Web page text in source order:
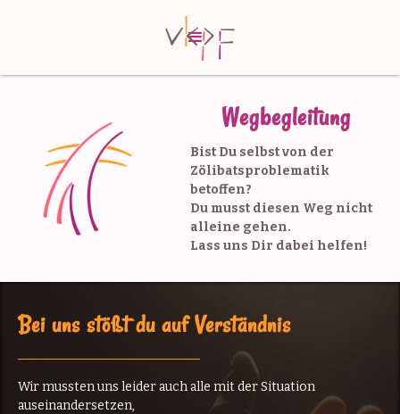
Wegbegleitung
Bist Du selbst von der
Zölibatsproblematik
betoffen?
Du musst diesen Weg nicht
alleine gehen.
Lass uns Dir dabei helfen!
Bei uns stößt du auf Verständnis
Wir mussten uns leider auch alle mit der Situation
auseinandersetzen,